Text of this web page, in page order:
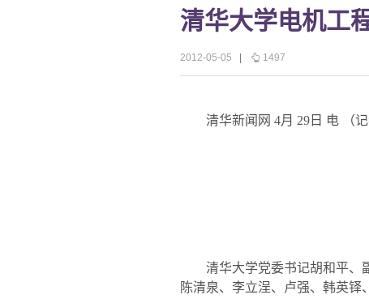
清华大学电机工
2012-05-05 1497
清华新闻网 4月 29 日 电 （
清华大学党委书记胡和平、副
陈清泉、李立浧、卢强、韩英